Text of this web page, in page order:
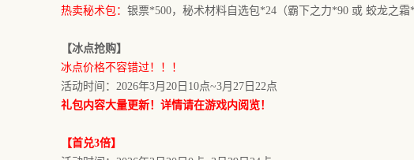
热卖秘术包： 银票*500，秘术材料自选包*24（霸下之力*90 或 蛟龙之霜
【冰点抢购】
冰点价格不容错过！！！
活动时间： 2026年3月20日10点~3月27日 22点
礼包内容大量更新！详情请在游戏内阅览！
【首兑3倍】